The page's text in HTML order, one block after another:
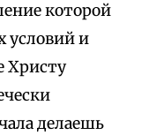
которой
условий и
Христу
делаешь